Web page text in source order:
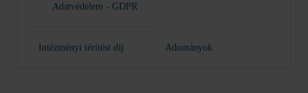
Adatvédelem - GDPR
Intézményi térítési díj Adományok